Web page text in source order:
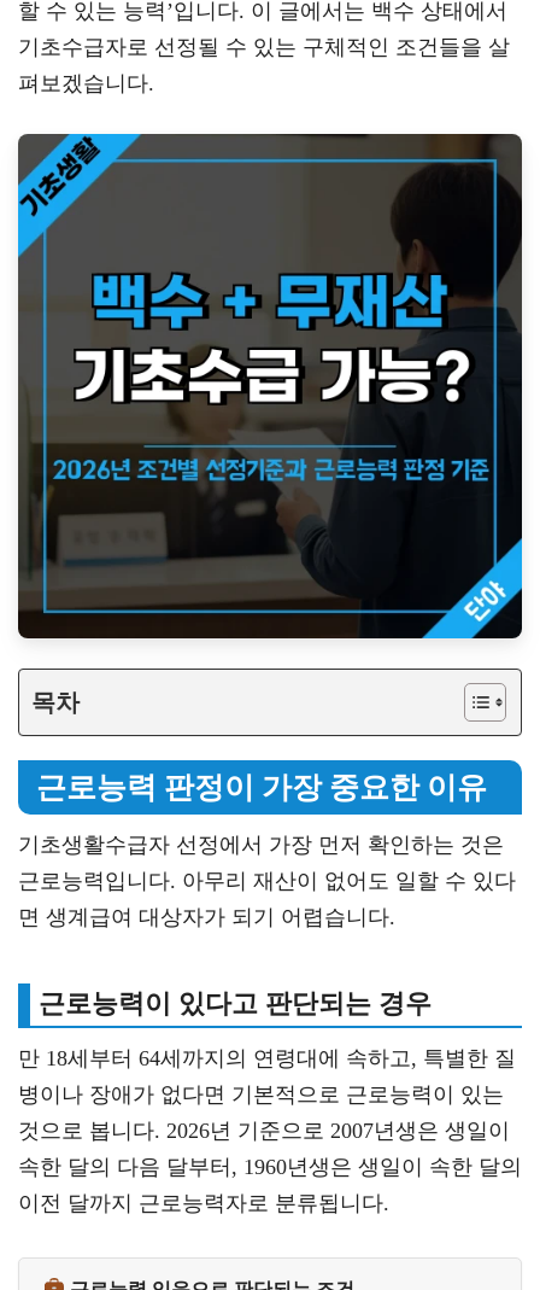
할 수 있는 능력’입니다. 이 글에서는 백수 상태에서
기초수급자로 선정될 수 있는 구체적인 조건들을 살
펴보겠습니다.
목차
근로능력 판정이 가장 중요한 이유
기초생활수급자 선정에서 가장 먼저 확인하는 것은
근로능력입니다. 아무리 재산이 없어도 일할 수 있다
면 생계급여 대상자가 되기 어렵습니다.
근로능력이 있다고 판단되는 경우
만 18세부터 64세까지의 연령대에 속하고, 특별한 질
병이나 장애가 없다면 기본적으로 근로능력이 있는
것으로 봅니다. 2026년 기준으로 2007년생은 생일이
속한 달의 다음 달부터, 1960년생은 생일이 속한 달의
이전 달까지 근로능력자로 분류됩니다.